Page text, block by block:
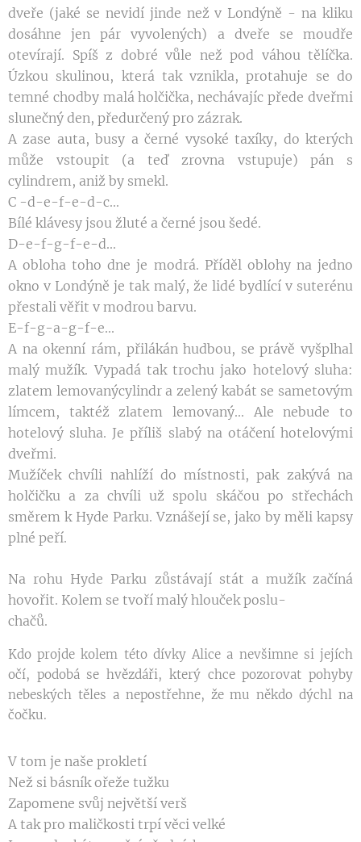
dveře (jaké se nevidí jinde než v Londýně - na kliku
dosáhne jen pár vyvolených) a dveře se moudře
otevírají. Spíš z dobré vůle než pod váhou tělíčka.
Úzkou skulinou, která tak vznikla,protahuje se do
temné chodby malá holčička, nechávajíc přede dveřmi
slunečný den, předurčený pro zázrak.
A zase auta, busy a černé vysoké taxíky, do kterých
může vstoupit (a teď zrovna vstupuje) pán s
cylindrem, aniž by smekl.
C -d-e-f-e-d-c...
Bílé klávesy jsou žluté a černé jsou šedé.
D-e-f-g-f-e-d...
A obloha toho dne je modrá. Příděl oblohy na jedno
okno v Londýně je tak malý, že lidé bydlící v suterénu
přestali věřit v modrou barvu.
E-f-g-a-g-f-e...
A na okenní rám, přilákán hudbou, se právě vyšplhal
malý mužík. Vypadá tak trochu jako hotelový sluha:
zlatem lemovanýcylindr a zelený kabát se sametovým
límcem, taktéž zlatem lemovaný... Ale nebude to
hotelový sluha. Je příliš slabý na otáčení hotelovými
dveřmi.
Mužíček chvíli nahlíží do místnosti, pak zakývá na
holčičku a za chvíli už spolu skáčou po střechách
směrem k Hyde Parku. Vznášejí se, jako byměli kapsy
plné peří.
Na rohu Hyde Parku zůstávají stát a mužík začíná
hovořit. Kolem se tvoří malý hlouček poslu-
chačů.
Kdo projde kolem této dívky Alice a nevšimne si jejích
očí, podobá se hvězdáři, který chce pozorovat pohyby
nebeských těles a nepostřehne, že mu někdo dýchl na
čočku.
V tom je naše prokletí
Než si básník ořeže tužku
Zapomene svůj největší verš
A tak pro maličkosti trpí věci velké